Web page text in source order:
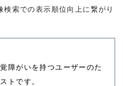
索での表示順位向上に繋がり
障がいを持つユーザーのた
トです。